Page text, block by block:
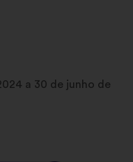
a 30 de junho de
sociais